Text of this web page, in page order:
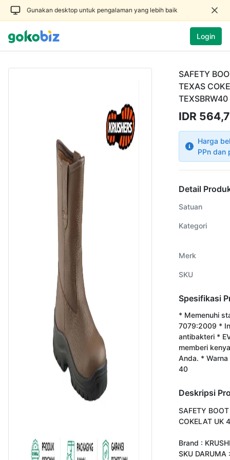
Gunakan desktop untuk pengalaman yang lebih baik
Login
SAFETY
TEXAS
TEXSBRW40
IDR
Harga
PPn dan
Detail
Satuan
Kategori
Merk
SKU
Spesifikasi
* Memenuhi
7079:2009 *
antibakteri *
memberi
Anda. *
40
Deskripsi
SAFETY
COKELAT UK
Brand :
SKU DARUMA